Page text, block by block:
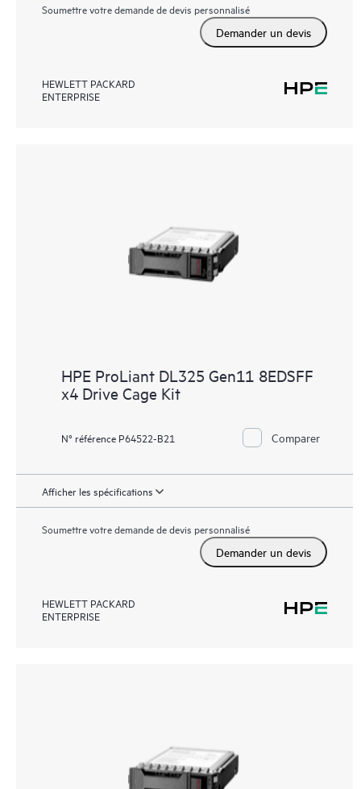
Soumettre votre demande de devis personnalisé
Demander un devis
HEWLETT PACKARD
ENTERPRISE
HPE ProLiant DL325 Gen11 8EDSFF
x4 Drive Cage Kit
N° référence P64522-B21 Comparer
Afficher les spécifications
Soumettre votre demande de devis personnalisé
Demander un devis
HEWLETT PACKARD
ENTERPRISE